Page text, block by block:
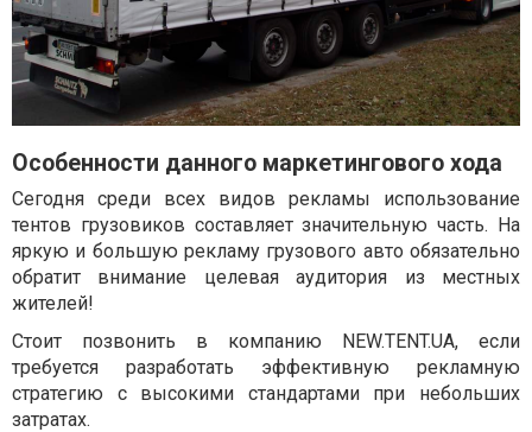
Особенности данного маркетингового хода
Сегодня среди всех видов рекламы использование
тентов грузовиков составляет значительную часть. На
яркую и большую рекламу грузового авто обязательно
обратит внимание целевая аудитория из местных
жителей!
Стоит позвонить в компанию NEW.TENT.UA, если
требуется разработать эффективную рекламную
стратегию с высокими стандартами при небольших
затратах.